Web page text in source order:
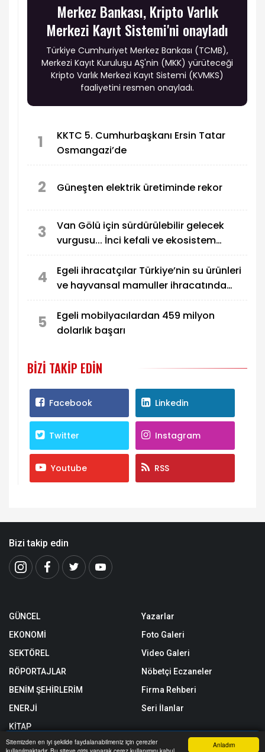
Anladım
Sitemizden en iyi şekilde faydalanabilmeniz için çerezler
Merkez Bankası, Kripto Varlık
Merkezi Kayıt Sistemi'ni onayladı
Türkiye Cumhuriyet Merkez Bankası (TCMB),
Merkezi Kayıt Kuruluşu AŞ'nin (MKK) yürüteceği
Kripto Varlık Merkezi Kayıt Sistemi (KVMKS)
faaliyetini resmen onayladı.
1
KKTC 5. Cumhurbaşkanı Ersin Tatar
Osmangazi’de
2 Güneşten elektrik üretiminde rekor
3
Van Gölü için sürdürülebilir gelecek
vurgusu... İnci kefali ve ekosistem
4
Egeli ihracatçılar Türkiye’nin su ürünleri
ve hayvansal mamuller ihracatında
5
Egeli mobilyacılardan 459 milyon
dolarlık başarı
BIZI TAKIP EDIN
Facebook Linkedin
Twitter Instagram
Youtube RSS
Bizi takip edin
GÜNCEL
EKONOMİ
SEKTÖREL
RÖPORTAJLAR
BENİM ŞEHİRLERİM
ENERJİ
KİTAP
SPOR
Yazarlar
Foto Galeri
Video Galeri
Nöbetçi Eczaneler
Firma Rehberi
Seri İlanlar